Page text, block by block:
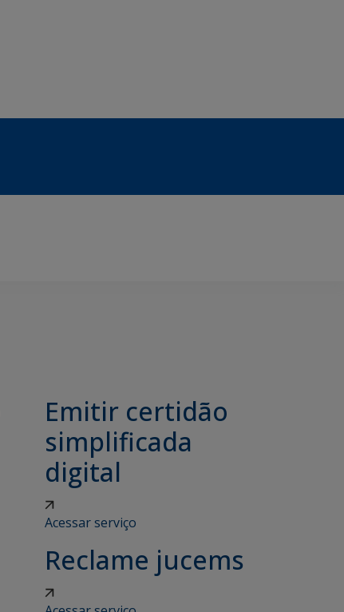
Emitir certidão
simplificada
digital
Acessar serviço
Reclame jucems